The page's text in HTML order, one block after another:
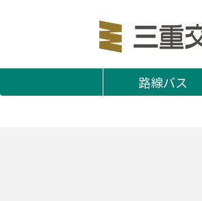
路線バス